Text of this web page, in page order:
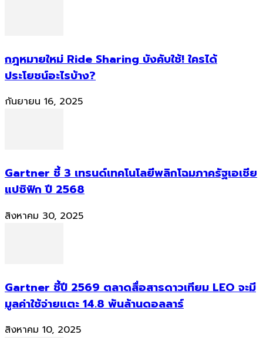
กฎหมายใหม่ Ride Sharing บังคับใช้! ใครได้
ประโยชน์อะไรบ้าง?
กันยายน 16, 2025
Gartner ชี้ 3 เทรนด์เทคโนโลยีพลิกโฉมภาครัฐเอเชีย
แปซิฟิก ปี 2568
สิงหาคม 30, 2025
Gartner ชี้ปี 2569 ตลาดสื่อสารดาวเทียม LEO จะมี
มูลค่าใช้จ่ายแตะ 14.8 พันล้านดอลลาร์
สิงหาคม 10, 2025